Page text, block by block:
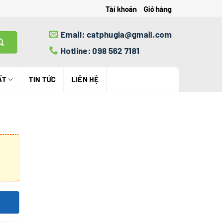
Tài khoản Giỏ hàng
Email: catphugia@gmail.com
Hotline: 098 562 7181
TIN TỨC LIÊN HỆ